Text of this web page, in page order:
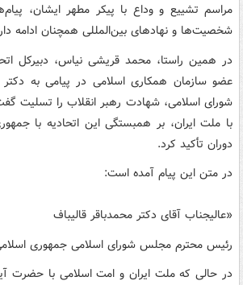
مراسم تشییع و وداع با پیکر مطهر ایشان،
شخصیت‌ها و نهادهای بین‌المللی همچنان ادامه
در همین راستا، محمد قریشی نیاس، دبیرکل
عضو سازمان همکاری اسلامی در پیامی به
شورای اسلامی، شهادت رهبر انقلاب را تسلیت
با ملت ایران، بر همبستگی این اتحادیه با
دوران تأکید کرد.
در متن این پیام آمده است:
«عالیجناب آقای دکتر محمدباقر قالیباف
رئیس محترم مجلس شورای اسلامی جمهوری
در حالی که ملت ایران و امت اسلامی با حضرت